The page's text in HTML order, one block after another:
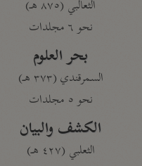
الثعالبي (٨٧٥ هـ)
نحو ٦ مجلدات
بحر العلوم
السمرقندي (٣٧٣ هـ)
نحو ٥ مجلدات
الكشف والبيان
الثعلبي (٤٢٧ هـ)